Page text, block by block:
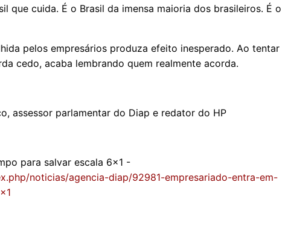
que cuida. É o Brasil da imensa maioria dos brasileiros. É o
pelos empresários produza efeito inesperado. Ao tentar
cedo, acaba lembrando quem realmente acorda.
assessor parlamentar do Diap e redator do HP
para salvar escala 6x1 -
noticias/agencia-diap/92981-empresariado-entra-em-